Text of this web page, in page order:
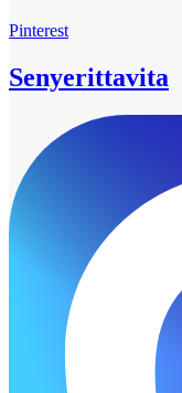
Pinterest
Senyerittavita